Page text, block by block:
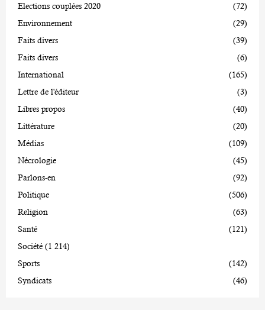
Elections couplées 2020
(72)
Environnement
(29)
Faits divers
(39)
Faits divers
(6)
International
(165)
Lettre de l'éditeur
(3)
Libres propos
(40)
Littérature
(20)
Médias
(109)
Nécrologie
(45)
Parlons-en
(92)
Politique
(506)
Religion
(63)
Santé
(121)
Société (1 214)
Sports
(142)
Syndicats
(46)